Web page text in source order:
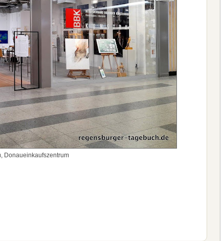
Donaueinkaufszentrum